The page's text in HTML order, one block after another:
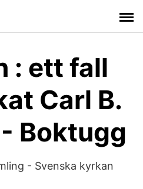
: ett fall
Carl B.
Boktugg
- Svenska kyrkan